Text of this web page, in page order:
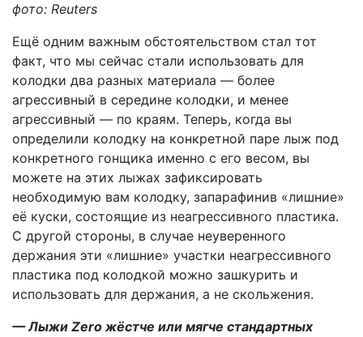
фото: Reuters
Ещё одним важным обстоятельством стал тот
факт, что мы сейчас стали использовать для
колодки два разных материала — более
агрессивный в середине колодки, и менее
агрессивный — по краям. Теперь, когда вы
определили колодку на конкретной паре лыж под
конкретного гонщика именно с его весом, вы
можете на этих лыжах зафиксировать
необходимую вам колодку, запарафинив «лишние»
её куски, состоящие из неагрессивного пластика.
С другой стороны, в случае неуверенного
держания эти «лишние» участки неагрессивного
пластика под колодкой можно зашкурить и
использовать для держания, а не скольжения.
— Лыжи Zero жёстче или мягче стандартных